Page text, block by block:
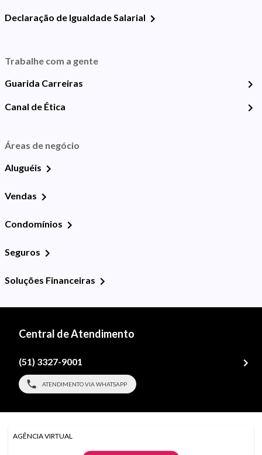
Declaração de Igualdade Salarial
Trabalhe com a gente
Guarida Carreiras
Canal de Ética
Áreas de negócio
Aluguéis
Vendas
Condomínios
Seguros
Soluções Financeiras
Central de Atendimento
(51) 3327-9001
ATENDIMENTO VIA WHATSAPP
AGÊNCIA VIRTUAL